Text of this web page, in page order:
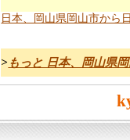
日本、岡山県岡山市から
> もっと 日本、岡山県